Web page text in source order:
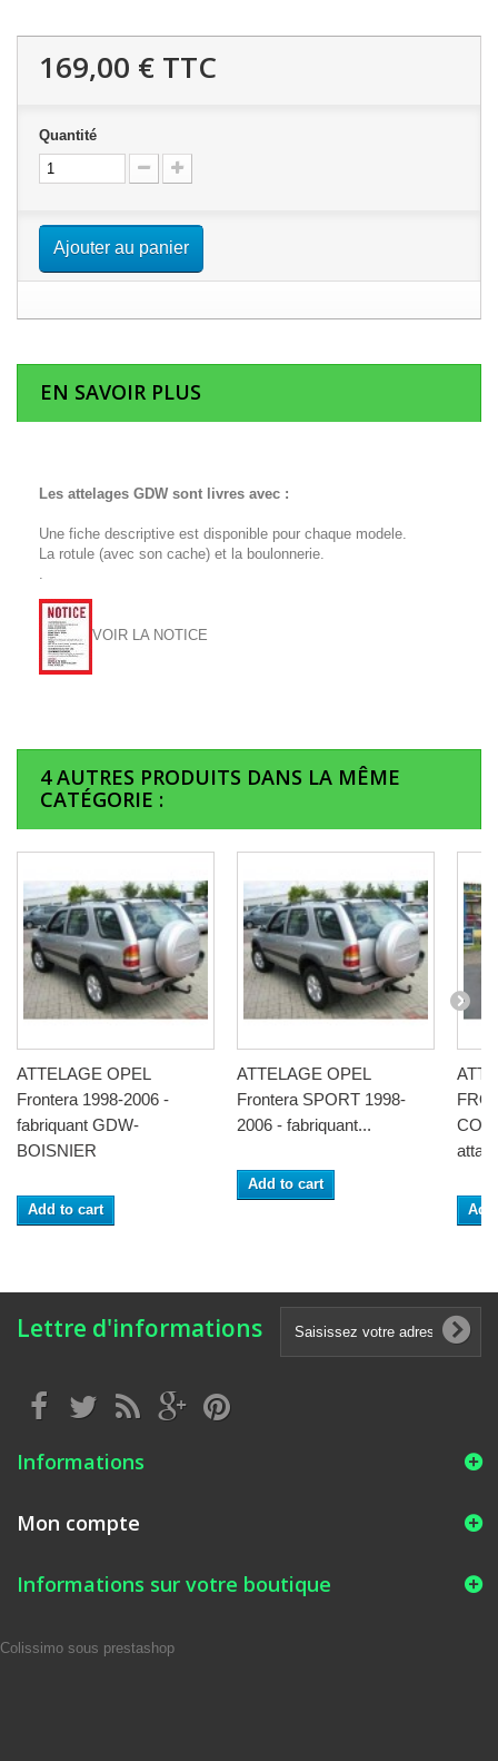
169,00 € TTC
Quantité
Ajouter au panier
EN SAVOIR PLUS
Les attelages GDW sont livres avec :
Une fiche descriptive est disponible pour chaque modele.
La rotule (avec son cache) et la boulonnerie.
.
VOIR LA NOTICE
4 AUTRES PRODUITS DANS LA MÊME
CATÉGORIE :
ATTELAGE OPEL
Frontera 1998-2006 -
fabriquant GDW-
BOISNIER
Add to cart
ATTELAGE OPEL
Frontera SPORT 1998-
2006 - fabriquant...
Add to cart
Lettre d'informations
Informations
Mon compte
Informations sur votre boutique
Colissimo sous prestashop